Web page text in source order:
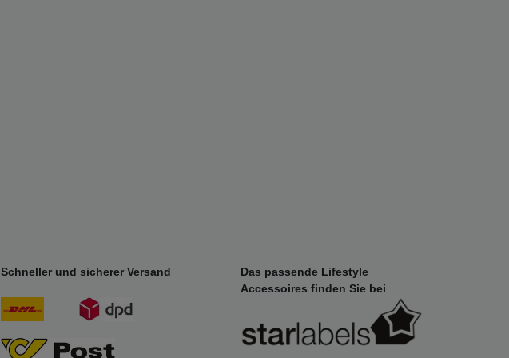
Schneller und sicherer Versand
Das passende Lifestyle
Accessoires finden Sie bei